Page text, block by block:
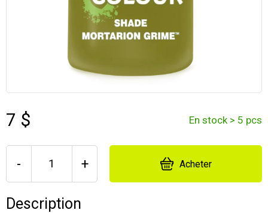
7 $ En stock > 5 pcs
- + Acheter
Description